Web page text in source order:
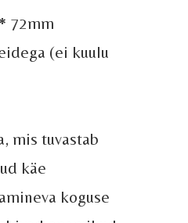
72mm
(ei kuulu
mis tuvastab
käe
koguse